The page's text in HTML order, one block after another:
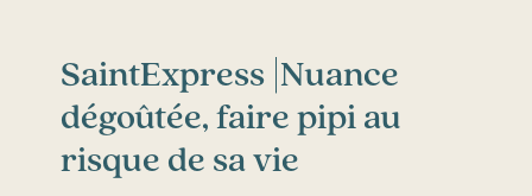
SaintExpress |Nuance
dégoûtée, faire pipi au
risque de sa vie